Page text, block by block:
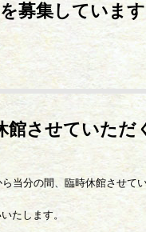
募集していま
館させていただ
当分の間、臨時休館させて
たします。